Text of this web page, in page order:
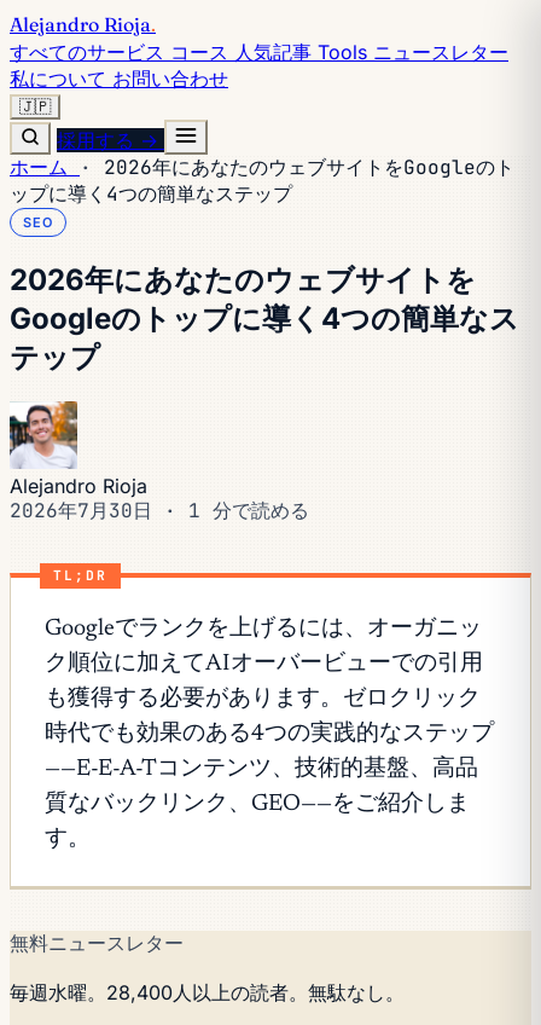
Alejandro Rioja.
すべてのサービス コース 人気記事 Tools ニュースレター
私について お問い合わせ
🇯🇵
採用する →
ホーム ·
2026年にあなたのウェブサイトをGoogleのト
ップに導く4つの簡単なステップ
SEO
2026年にあなたのウェブサイトを
Googleのトップに導く4つの簡単なス
テップ
Alejandro Rioja
2026年7月30日 · 1 分で読める
TL;DR
Googleでランクを上げるには、オーガニッ
ク順位に加えてAIオーバービューでの引用
も獲得する必要があります。ゼロクリック
時代でも効果のある4つの実践的なステップ
——E-E-A-Tコンテンツ、技術的基盤、高品
質なバックリンク、GEO——をご紹介しま
す。
無料ニュースレター
毎週水曜。28,400人以上の読者。無駄なし。